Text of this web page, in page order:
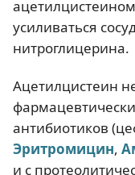
усиливаться
нитроглицерина.
Ацетилцистеин
антибиотиков
Эритромицин,
и с